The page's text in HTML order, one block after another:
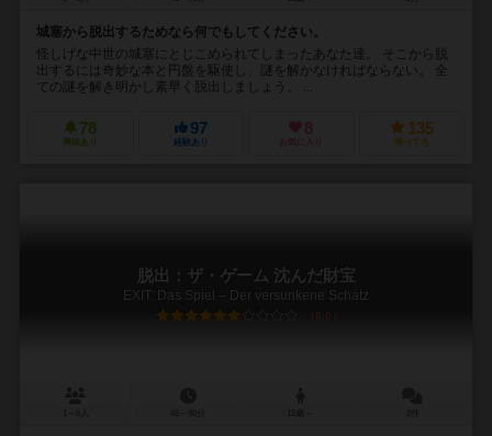
城塞から脱出するためなら何でもしてください。
怪しげな中世の城塞にとじこめられてしまったあなた達。 そこから脱
出するには奇妙な本と円盤を駆使し、謎を解かなければならない。 全
ての謎を解き明かし素早く脱出しましょう。 ...
78
興味あり
97
経験あり
8
お気に入り
135
持ってる
脱出：ザ・ゲーム 沈んだ財宝
EXIT: Das Spiel – Der versunkene Schatz
6.0